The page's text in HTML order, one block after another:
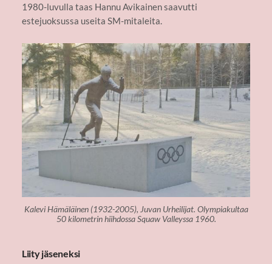
1980-luvulla taas Hannu Avikainen saavutti
estejuoksussa useita SM-mitaleita.
Kalevi Hämäläinen (1932-2005), Juvan Urheilijat. Olympiakultaa
50 kilometrin hiihdossa Squaw Valleyssa 1960.
Liity jäseneksi